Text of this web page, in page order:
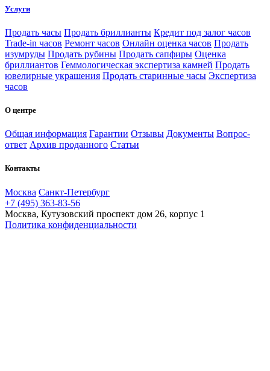
Услуги
Продать часы Продать бриллианты Кредит под залог часов
Trade-in часов Ремонт часов Онлайн оценка часов Продать
изумруды Продать рубины Продать сапфиры Оценка
бриллиантов Геммологическая экспертиза камней Продать
ювелирные украшения Продать старинные часы Экспертиза
часов
О центре
Общая информация Гарантии Отзывы Документы Вопрос-
ответ Архив проданного Статьи
Контакты
Москва Санкт-Петербург
+7 (495) 363-83-56
Москва, Кутузовский проспект дом 26, корпус 1
Политика конфиденциальности